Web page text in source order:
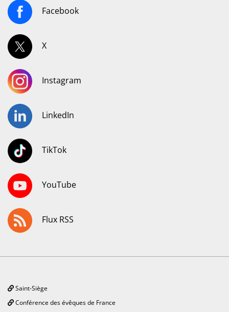
Facebook
X
Instagram
LinkedIn
TikTok
YouTube
Flux RSS
Saint-Siège
Conférence des évêques de France